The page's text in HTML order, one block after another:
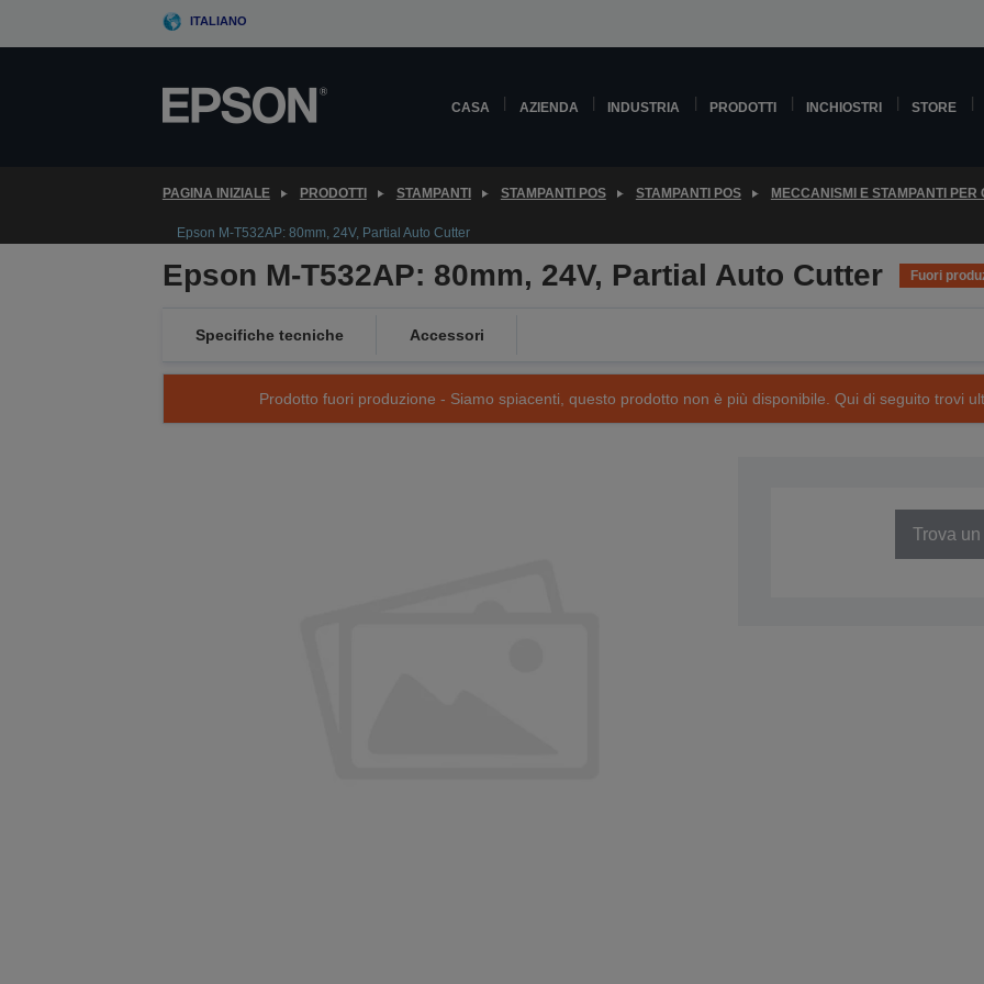
ITALIANO
CASA AZIENDA INDUSTRIA PRODOTTI INCHIOSTRI STORE
PAGINA INIZIALE PRODOTTI STAMPANTI STAMPANTI POS STAMPANTI POS MECCANISMI E STAMPANTI PER
Epson M-T532AP: 80mm, 24V, Partial Auto Cutter
Epson M-T532AP: 80mm, 24V, Partial Auto Cutter Fuori
Specifiche tecniche Accessori
Prodotto fuori produzione - Siamo spiacenti, questo prodotto non è più disponibile. Qui di seguito trovi
Trova